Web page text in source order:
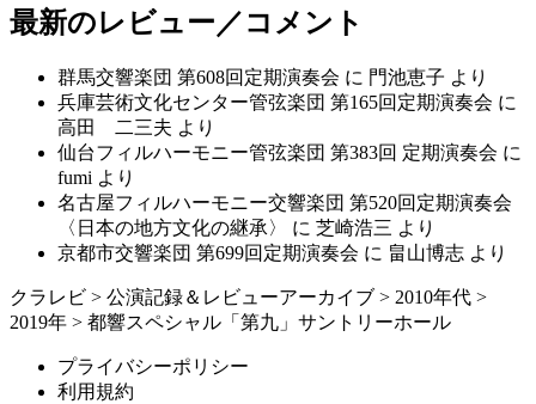
最新のレビュー／コメント
群馬交響楽団 第608回定期演奏会 に 門池恵子 より
兵庫芸術文化センター管弦楽団 第165回定期演奏会 に
高田 二三夫 より
仙台フィルハーモニー管弦楽団 第383回 定期演奏会 に
fumi より
名古屋フィルハーモニー交響楽団 第520回定期演奏会
〈日本の地方文化の継承〉
に 芝崎浩三 より
京都市交響楽団 第699回定期演奏会 に 畠山博志 より
クラレビ > 公演記録＆レビューアーカイブ > 2010年代 >
2019年 > 都響スペシャル「第九」サントリーホール
プライバシーポリシー
利用規約